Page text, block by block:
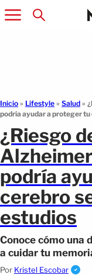
Inicio » Lifestyle » Salud »
podría ayudar a proteger
¿Riesgo
podría
cerebro
estudios
Conoce cómo una
a cuidar tu
enfermedades
Por Kristel Escobar